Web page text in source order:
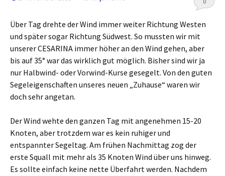
Über Tag drehte der Wind immer weiter Richtung Westen
und später sogar Richtung Südwest. So mussten wir mit
unserer CESARINA immer höher an den Wind gehen, aber
bis auf 35° war das wirklich gut möglich. Bisher sind wir ja
nur Halbwind- oder Vorwind-Kurse gesegelt. Von den guten
Segeleigenschaften unseres neuen „Zuhause“ waren wir
doch sehr angetan.
Der Wind wehte den ganzen Tag mit angenehmen 15-20
Knoten, aber trotzdem war es kein ruhiger und
entspannter Segeltag. Am frühen Nachmittag zog der
erste Squall mit mehr als 35 Knoten Wind über uns hinweg.
Es sollte einfach keine nette Überfahrt werden. Nachdem